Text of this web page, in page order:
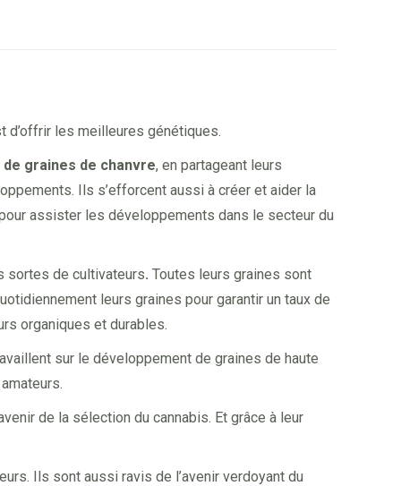
les meilleures génétiques.
graines de chanvre, en partageant leurs
Ils s’efforcent aussi à créer et aider la
assister les développements dans le secteur du
sortes de cultivateurs. Toutes leurs graines sont
leurs graines pour garantir un taux de
organiques et durables.
sur le développement de graines de haute
de la sélection du cannabis. Et grâce à leur
Ils sont aussi ravis de l’avenir verdoyant du